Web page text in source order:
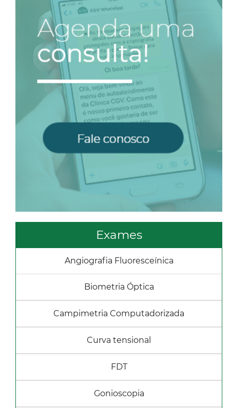
Exames
Angiografia Fluoresceínica
Biometria Óptica
Campimetria Computadorizada
Curva tensional
FDT
Gonioscopia